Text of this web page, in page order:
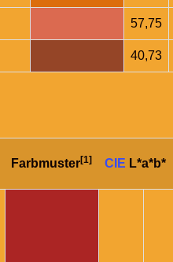
57,75
40,73
Farbmuster[1] CIE L*a*b*